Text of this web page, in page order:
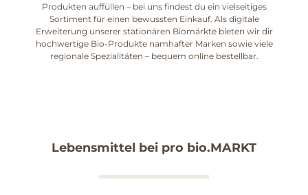
Produkten auffüllen – bei uns findest du ein vielseitiges
Sortiment für einen bewussten Einkauf. Als digitale
Erweiterung unserer stationären Biomärkte bieten wir dir
hochwertige Bio-Produkte namhafter Marken sowie viele
regionale Spezialitäten – bequem online bestellbar.
Lebensmittel bei pro bio.MARKT